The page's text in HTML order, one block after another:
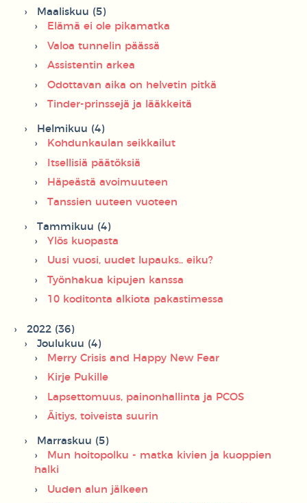
Maaliskuu (5)
Elämä ei ole pikamatka
Valoa tunnelin päässä
Assistentin arkea
Odottavan aika on helvetin pitkä
Tinder-prinssejä ja lääkkeitä
Helmikuu (4)
Kohdunkaulan seikkailut
Itsellisiä päätöksiä
Häpeästä avoimuuteen
Tanssien uuteen vuoteen
Tammikuu (4)
Ylös kuopasta
Uusi vuosi, uudet lupauks.. eiku?
Työnhakua kipujen kanssa
10 koditonta alkiota pakastimessa
2022 (36)
Joulukuu (4)
Merry Crisis and Happy New Fear
Kirje Pukille
Lapsettomuus, painonhallinta ja PCOS
Äitiys, toiveista suurin
Marraskuu (5)
Mun hoitopolku - matka kivien ja kuoppien
halki
Uuden alun jälkeen